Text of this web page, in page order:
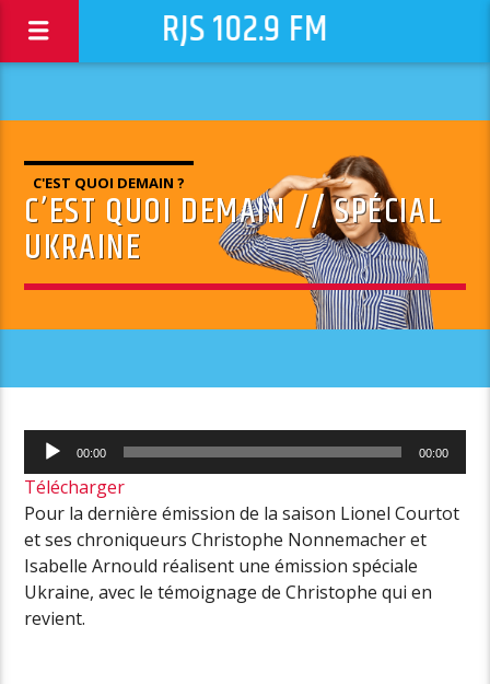
RJS 102.9 FM
C'EST QUOI DEMAIN ?
C’EST QUOI DEMAIN // SPÉCIAL
UKRAINE
Lecteur
audio
00:00 00:00
Télécharger
Pour la dernière émission de la saison Lionel Courtot
et ses chroniqueurs Christophe Nonnemacher et
Isabelle Arnould réalisent une émission spéciale
Ukraine, avec le témoignage de Christophe qui en
revient.